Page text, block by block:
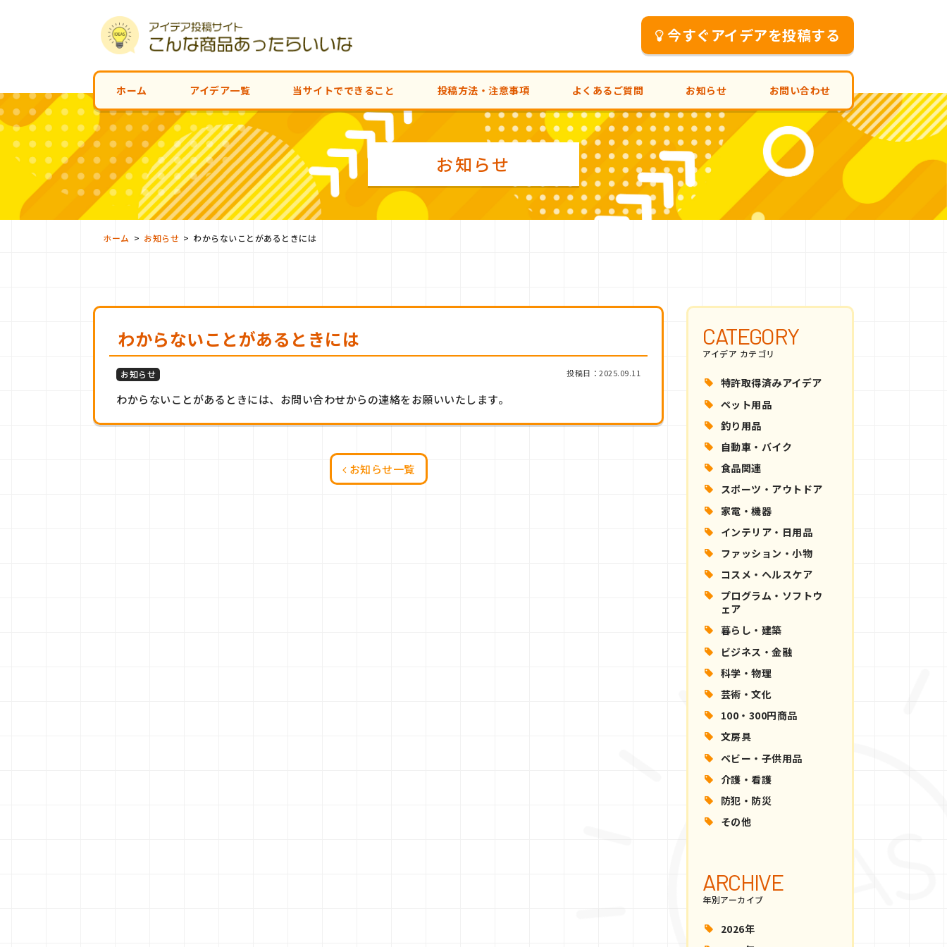
今すぐアイデアを投稿する
ホーム アイデア一覧 当サイトでできること 投稿方法・注意事項 よくあるご質問 お知らせ お問い合わせ
お知らせ
ホーム > お知らせ > わからないことがあるときには
わからないことがあるときには
お知らせ 投稿日：2025.09.11
わからないことがあるときには、お問い合わせからの連絡をお願いいたします。
お知らせ一覧
CATEGORY
アイデア カテゴリ
特許取得済みアイデア
ペット用品
釣り用品
自動車・バイク
食品関連
スポーツ・アウトドア
家電・機器
インテリア・日用品
ファッション・小物
コスメ・ヘルスケア
プログラム・ソフトウ
ェア
暮らし・建築
ビジネス・金融
科学・物理
芸術・文化
100・300円商品
文房具
ベビー・子供用品
介護・看護
防犯・防災
その他
ARCHIVE
年別アーカイブ
2026年